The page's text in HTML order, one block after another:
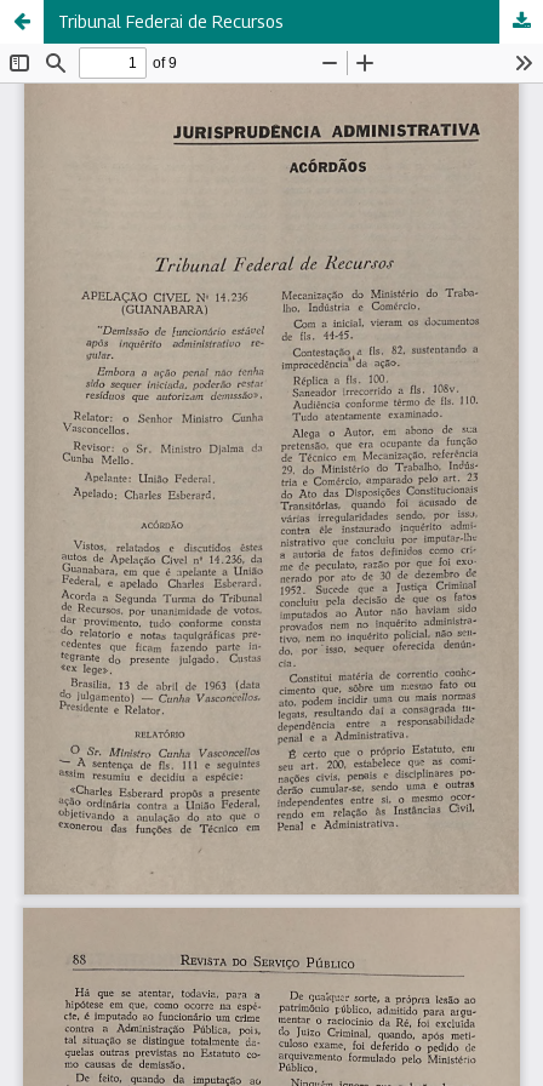
Tribunal Federai de Recursos